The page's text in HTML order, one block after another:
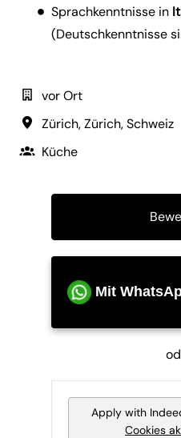
Sprachkenntnisse in
(Deutschkenntnisse
vor Ort
Zürich,Zürich,Schweiz
Küche
Mit
Apply with
Cookies